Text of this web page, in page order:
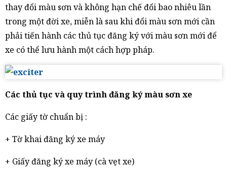
thay đổi màu sơn và không hạn chế đổi bao nhiêu lần
trong một đời xe, miễn là sau khi đổi màu sơn mới cần
phải tiến hành các thủ tục đăng ký với màu sơn mới để
xe có thể lưu hành một cách hợp pháp.
Các thủ tục và quy trình đăng ký màu sơn xe
Các giấy tờ chuẩn bị :
+ Tờ khai đăng ký xe máy
+ Giấy đăng ký xe máy (cà vẹt xe)